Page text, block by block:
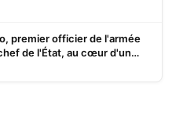
premier officier de l'armée
de l'État, au cœur d'un